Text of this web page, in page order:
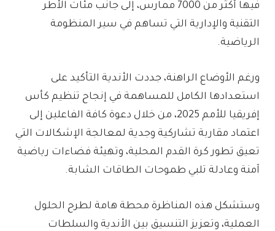
فيها أكثر من 7000 ممارس، إلى جانب مئات الأطر
التقنية والإدارية التي تساهم في سير المنظومة
الرياضية.
ورغم الأوضاع الراهنة، جددت الأندية التأكيد على
استعدادها الكامل للمساهمة في إنجاح تنظيم كأس
إفريقيا للأمم 2025، من خلال دعوة كافة الفاعلين إلى
اعتماد مقاربة تشاركية وجدية لمعالجة الإشكالات التي
تعيق تطور كرة القدم المحلية، وتهيئة فضاءات رياضية
آمنة وعادلة تلبي طموحات الطاقات الشابة.
وستشكل هذه المناظرة محطة هامة لطرح الحلول
العملية، وتعزيز التنسيق بين الأندية والسلطات